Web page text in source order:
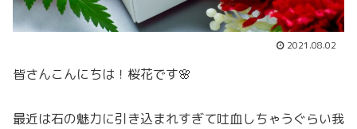
2021.08.02
皆さんこんにちは！桜花です🌸
最近は石の魅力に引き込まれすぎて吐血しちゃうぐらい我